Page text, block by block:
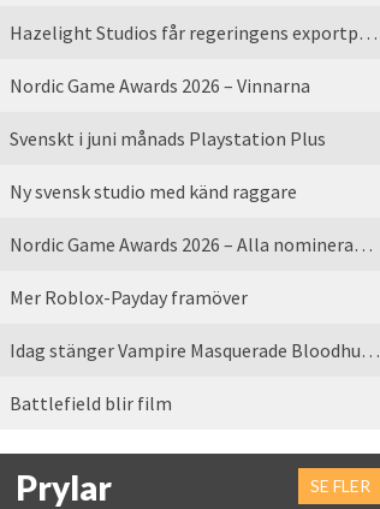
Hazelight Studios får regeringens exportpris 2025
Nordic Game Awards 2026 – Vinnarna
Svenskt i juni månads Playstation Plus
Ny svensk studio med känd raggare
Nordic Game Awards 2026 – Alla nominerade spel
Mer Roblox-Payday framöver
Idag stänger Vampire Masquerade Bloodhunt servrarna
Battlefield blir film
Prylar SE FLER